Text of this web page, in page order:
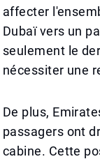
affecter
Dubaï vers un
seulement le
nécessiter une
De plus,
passagers ont
cabine. Cette